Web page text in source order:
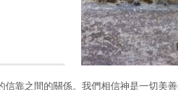
信靠之間的關係。我們相信神是一切美